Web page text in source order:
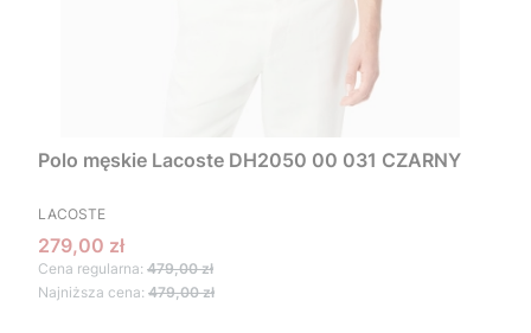
Polo męskie Lacoste DH2050 00 031 CZARNY
PRODUCENT
LACOSTE
Cena promocyjna
279,00 zł
Cena regularna: 479,00 zł
Najniższa cena: 479,00 zł